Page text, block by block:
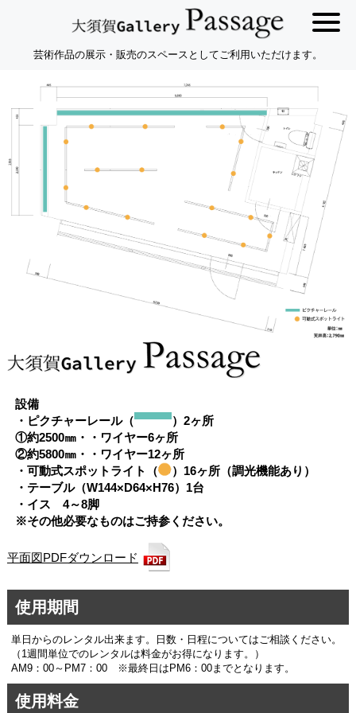
芸術作品の展示・販売のスペースとしてご利用いただけます。
設備
・ピクチャーレール（
）2ヶ所
①約2500㎜・・ワイヤー6ヶ所
②約5800㎜・・ワイヤー12ヶ所
・可動式スポットライト（
）16ヶ所（調光機能あり）
・テーブル（W144×D64×H76）1台
・イス 4～8脚
※その他必要なものはご持参ください。
平面図PDFダウンロード
使用期間
単日からのレンタル出来ます。日数・日程についてはご相談ください。
（1週間単位でのレンタルは料金がお得になります。）
AM9：00～PM7：00 ※最終日はPM6：00までとなります。
使用料金